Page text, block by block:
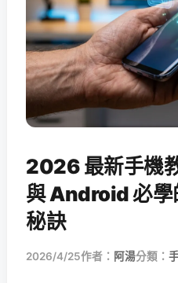
2026 最新手機
與 Android 必學
秘訣
2026/4/25作者： 阿湯分類：